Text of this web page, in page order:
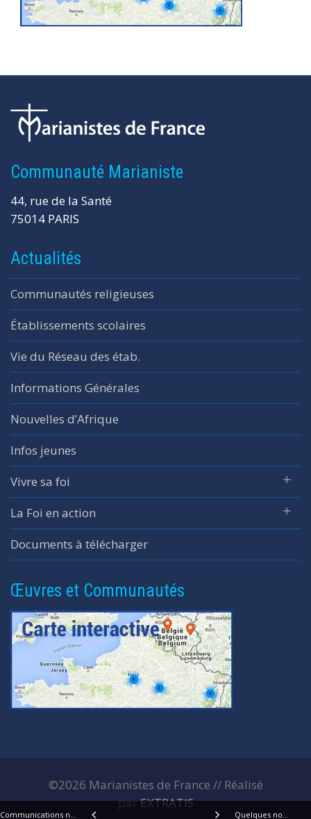
Communications n°6 Quelques nouvelles du Centre d’études marianistes – France (CEMAR-F) par le Père Robert Witwicki
Communauté Marianiste
44, rue de la Santé
75014 PARIS
Actualités
Communautés religieuses
Établissements scolaires
Vie du Réseau des étab.
Informations Générales
Nouvelles d’Afrique
Infos jeunes
Vivre sa foi
La Foi en action
Documents à télécharger
Œuvres et Communautés
©2026 Marianistes de France // Réalisé
parEXTRATIS